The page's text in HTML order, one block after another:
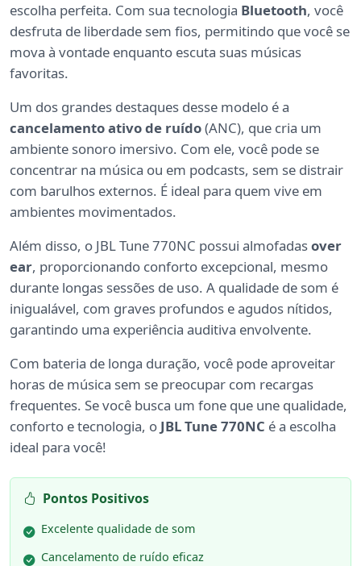
escolha perfeita. Com sua tecnologia Bluetooth, você
desfruta de liberdade sem fios, permitindo que você se
mova à vontade enquanto escuta suas músicas
favoritas.
Um dos grandes destaques desse modelo é a
cancelamento ativo de ruído(ANC), que cria um
ambiente sonoro imersivo. Com ele, você pode se
concentrar na música ou em podcasts, sem se distrair
com barulhos externos. É ideal para quem vive em
ambientes movimentados.
Além disso, o JBL Tune 770NC possui almofadasover
ear, proporcionando conforto excepcional, mesmo
durante longas sessões de uso. A qualidade de som é
inigualável, com graves profundos e agudos nítidos,
garantindo uma experiência auditiva envolvente.
Com bateria de longa duração, você pode aproveitar
horas de música sem se preocupar com recargas
frequentes. Se você busca um fone que une qualidade,
conforto e tecnologia, o JBL Tune 770NC é a escolha
ideal para você!
Pontos Positivos
Excelente qualidade de som
Cancelamento de ruído eficaz